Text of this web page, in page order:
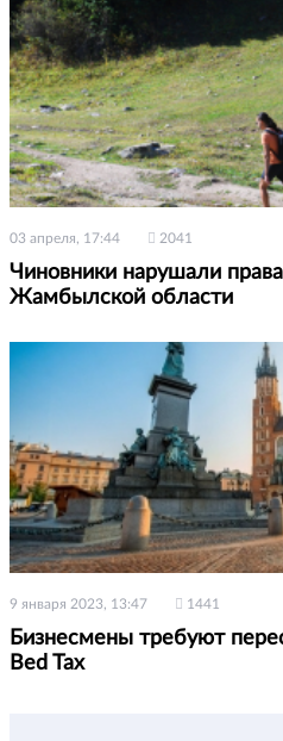
03 апреля, 17:44 2041
Чиновники нарушали
Жамбылской области
9 января 2023, 13:47 1441
Бизнесмены требуют
Bed Tax